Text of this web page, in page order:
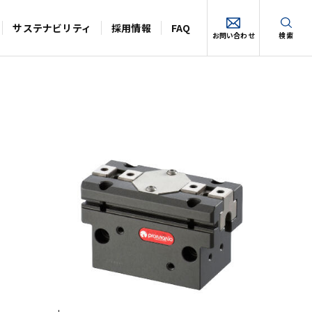
サステナビリティ 採用情報 FAQ お問い合わせ 検索